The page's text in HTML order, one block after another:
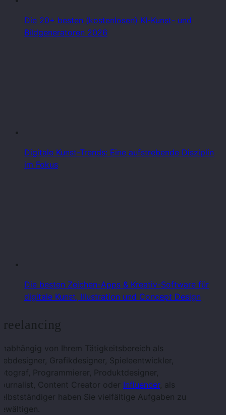
Die 20+ besten (kostenlosen) KI-Kunst- und
Bildgeneratoren 2026
Digitale Kunst-Trends: Eine aufstrebende Disziplin
im Fokus
Die besten Zeichen-Apps & Kreativ-Software für
digitale Kunst, Illustration und Concept Design
von Ihrem Tätigkeitsbereich als
Grafikdesigner, Spieleentwickler,
Programmierer, Produktdesigner,
Content Creator oder Influencer, als
haben Sie vielfältige Aufgaben zu